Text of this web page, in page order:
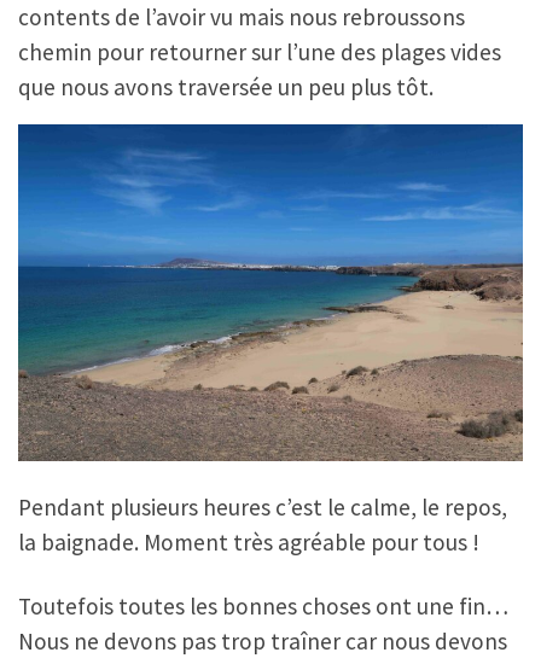
contents de l’avoir vu mais nous rebroussons
chemin pour retourner sur l’une des plages vides
que nous avons traversée un peu plus tôt.
Pendant plusieurs heures c’est le calme, le repos,
la baignade. Moment très agréable pour tous !
Toutefois toutes les bonnes choses ont une fin…
Nous ne devons pas trop traîner car nous devons